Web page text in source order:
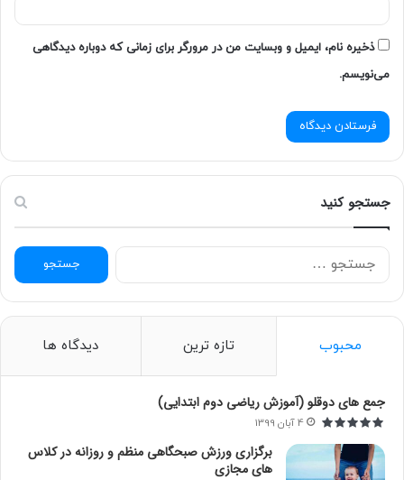
ذخیره نام، ایمیل و وبسایت من در مرورگر برای زمانی که دوباره دیدگاهی
می‌نویسم.
جستجو کنید
ج
س
ج
محبوب تازه ترین دیدگاه ها
جمع های دوقلو (آموزش ریاضی دوم ابتدایی)
4 آبان 1399
برگزاری ورزش صبحگاهی منظم و روزانه در کلاس
های مجازی